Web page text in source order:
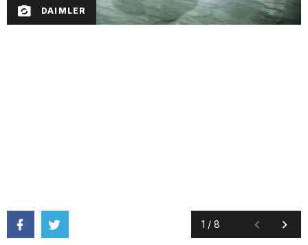
DAIMLER
1 / 8